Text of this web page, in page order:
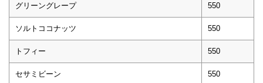
グリーングレープ 550
ソルトココナッツ 550
トフィー 550
セサミビーン 550